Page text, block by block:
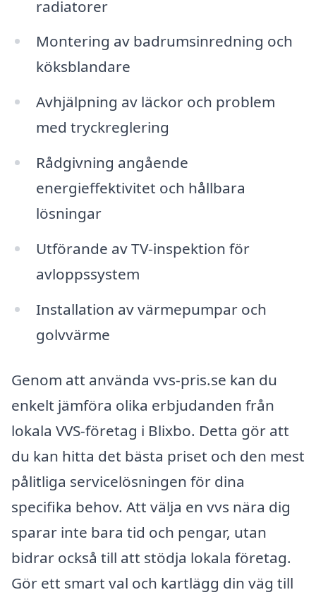
radiatorer
Montering av badrumsinredning och
köksblandare
Avhjälpning av läckor och problem
med tryckreglering
Rådgivning angående
energieffektivitet och hållbara
lösningar
Utförande av TV-inspektion för
avloppssystem
Installation av värmepumpar och
golvvärme
Genom att använda vvs-pris.se kan du
enkelt jämföra olika erbjudanden från
lokala VVS-företag i Blixbo. Detta gör att
du kan hitta det bästa priset och den mest
pålitliga servicelösningen för dina
specifika behov. Att välja en vvs nära dig
sparar inte bara tid och pengar, utan
bidrar också till att stödja lokala företag.
Gör ett smart val och kartlägg din väg till